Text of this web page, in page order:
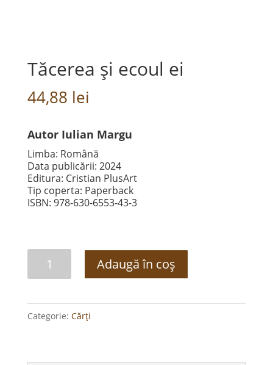
Tăcerea și ecoul ei
44,88 lei
Autor Iulian Margu
Limba: Română
Data publicării: 2024
Editura: Cristian PlusArt
Tip coperta: Paperback
ISBN: 978-630-6553-43-3
Tăcerea
ecoul
ei
Adaugă în coș
Categorie: Cărți